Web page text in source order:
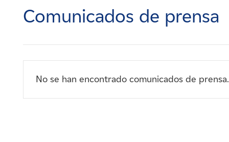
Noticias
Afiliados
Comunicados de prensa
No se han encontrado comunicados de prensa.